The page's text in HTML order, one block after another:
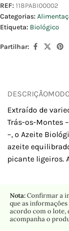
REF: 118PABI00002
Categorias:
Etiqueta: Biológico
Partilhar:
DESCRIÇÃO
Extraído de
Trás-os-Montes
–, o Azeite
azeite
picante ligeiros.
Nota:Confirmar a
que as
acordo com o lote,
acompanha o